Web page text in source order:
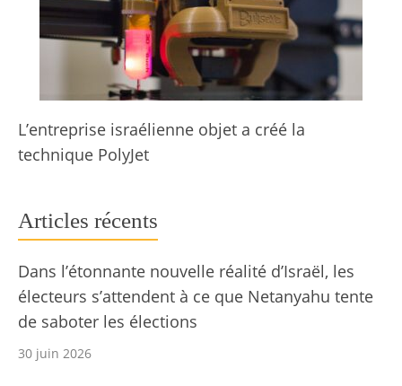
L’entreprise israélienne objet a créé la
technique PolyJet
Articles récents
Dans l’étonnante nouvelle réalité d’Israël, les
électeurs s’attendent à ce que Netanyahu tente
de saboter les élections
30 juin 2026